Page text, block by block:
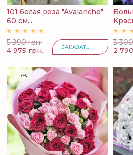
101 белая роза "Avalanche"
60 см...
5 990 грн.
4 975 грн.
ЗАКАЗАТЬ
3
2
-17%